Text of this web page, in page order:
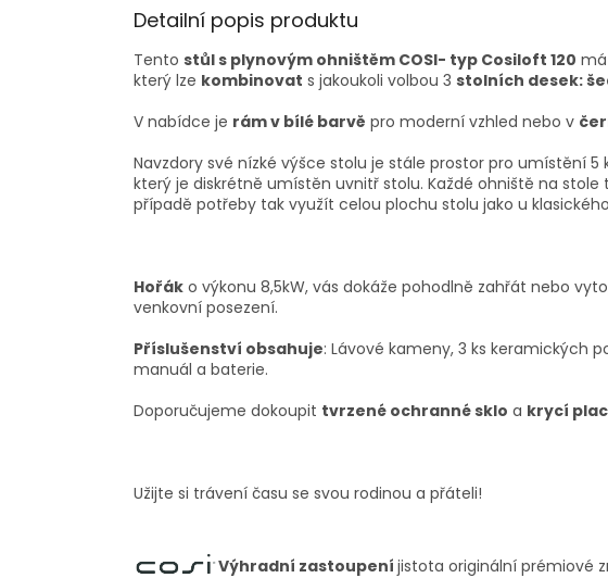
Detailní popis produktu
Tento stůl s plynovým ohništěm COSI- typ Cosiloft 120
který lze kombinovat s jakoukoli volbou 3 stolních desek:
V nabídce je rám v bílé barvě pro moderní vzhled nebo v
Navzdory své nízké výšce stolu je stále prostor pro umístění
který je diskrétně umístěn uvnitř stolu. Každé ohniště na stole
případě potřeby tak využít celou plochu stolu jako u
Hořák o výkonu 8,5kW, vás dokáže pohodlně zahřát nebo
venkovní posezení.
Příslušenství obsahuje: Lávové kameny, 3 ks keramických
manuál a baterie.
Doporučujeme dokoupit tvrzené ochranné sklo a krycí
Užijte si trávení času se svou rodinou a přáteli!
Výhradní zastoupení jistota originální prémiové